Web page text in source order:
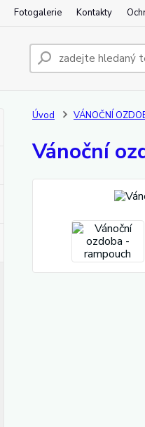
Fotogalerie Kontakty
Úvod VÁNOČNÍ
Vánoční